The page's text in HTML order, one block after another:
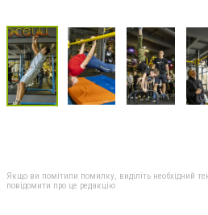
Якщо ви помітили помилку, виділіть необхідний
повідомити про це редакцію